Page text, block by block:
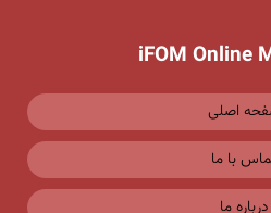
iFOM Online
اصلی
با ما
درباره ما